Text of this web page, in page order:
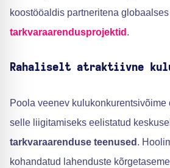
koostööaldis partneritena globaalses
tarkvaraarendusprojektid .
Rahaliselt atraktiivne
Poola veenev
selle liigitamiseks eelistatud
tarkvaraarenduse teenused .
kohandatud lahenduste